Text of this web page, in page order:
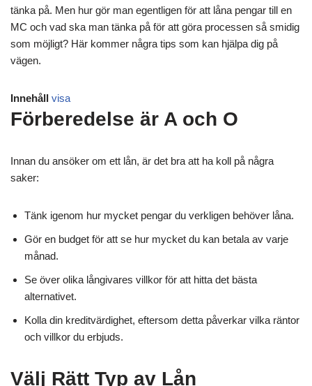
tänka på. Men hur gör man egentligen för att låna pengar till en
MC och vad ska man tänka på för att göra processen så smidig
som möjligt? Här kommer några tips som kan hjälpa dig på
vägen.
Innehåll visa
Förberedelse är A och O
Innan du ansöker om ett lån, är det bra att ha koll på några
saker:
Tänk igenom hur mycket pengar du verkligen behöver låna.
Gör en budget för att se hur mycket du kan betala av varje
månad.
Se över olika långivares villkor för att hitta det bästa
alternativet.
Kolla din kreditvärdighet, eftersom detta påverkar vilka räntor
och villkor du erbjuds.
Välj Rätt Typ av Lån